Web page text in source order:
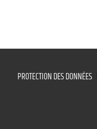
PROTECTION DES DONNÉES